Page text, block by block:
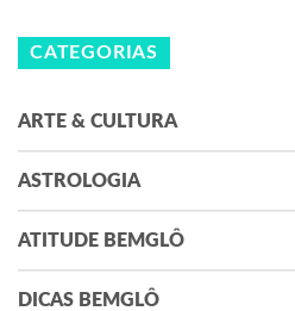
CATEGORIAS
ARTE & CULTURA
ASTROLOGIA
ATITUDE BEMGLÔ
DICAS BEMGLÔ